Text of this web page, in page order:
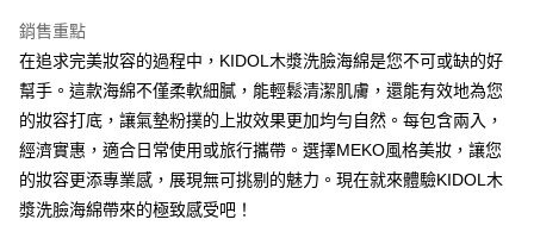
台新國際商業銀行
台灣樂天信用卡公司
AFTEE先享後付
相關說明
【關於「AFTEE先享後付」】
AFTEE先享後付是「在收到商品之後才付款」的支付方式。 讓您購物簡單
便利好安心！
１．簡單：不需註冊會員、不需綁卡、不需儲值。
２．便利：只要手機號碼，簡訊認證，即可結帳。
３．安心：先確認商品／服務後，再付款。
ATM付款
運送方式
全家取貨付款
銷售重點
在追求完美妝容的過程中，KIDOL木漿洗臉海綿是您不可或缺的好
幫手。這款海綿不僅柔軟細膩，能輕鬆清潔肌膚，還能有效地為您
的妝容打底，讓氣墊粉撲的上妝效果更加均勻自然。每包含兩入，
經濟實惠，適合日常使用或旅行攜帶。選擇MEKO風格美妝，讓您
的妝容更添專業感，展現無可挑剔的魅力。現在就來體驗KIDOL木
漿洗臉海綿帶來的極致感受吧！